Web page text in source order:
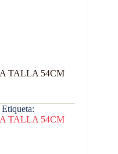
TALLA 54CM
Etiqueta:
TALLA 54CM